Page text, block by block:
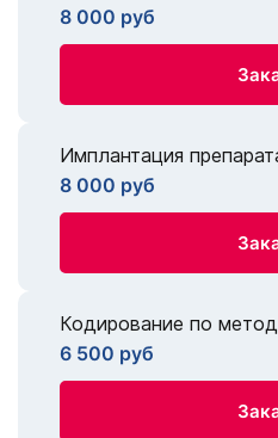
8 000 руб
Имплантация
8 000 руб
Кодирование по
6 500 руб